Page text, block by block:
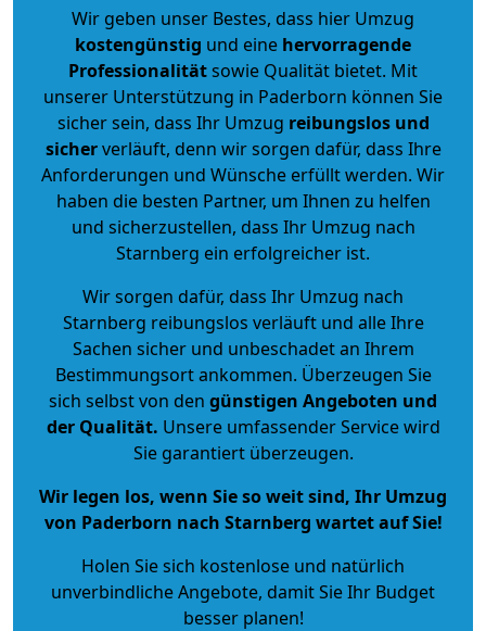
Wir geben unser Bestes, dass hier Umzug
kostengünstig und eine hervorragende
Professionalitätsowie Qualität bietet. Mit
unserer Unterstützung in Paderborn können Sie
sicher sein, dass Ihr Umzug reibungslos und
sicherverläuft, denn wir sorgen dafür, dass Ihre
Anforderungen und Wünsche erfüllt werden. Wir
haben die besten Partner, um Ihnen zu helfen
und sicherzustellen, dass Ihr Umzug nach
Starnberg ein erfolgreicher ist.
Wir sorgen dafür, dass Ihr Umzug nach
Starnberg reibungslos verläuft und alle Ihre
Sachen sicher und unbeschadet an Ihrem
Bestimmungsort ankommen. Überzeugen Sie
sich selbst von den günstigen Angeboten und
der Qualität. Unsere umfassender Service wird
Sie garantiert überzeugen.
Wir legen los, wenn Sie so weit sind, Ihr Umzug
von Paderborn nach Starnberg wartet auf Sie!
Holen Sie sich kostenlose und natürlich
unverbindliche Angebote, damit Sie Ihr Budget
besser planen!